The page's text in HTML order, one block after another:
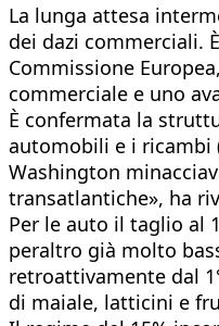
La lunga attesa
dei dazi commerciali.
Commissione
commerciale e uno
È confermata la
automobili e i ricambi
Washington
transatlantiche», ha
Per le auto il taglio al
peraltro già molto
retroattivamente dal
di maiale, latticini e